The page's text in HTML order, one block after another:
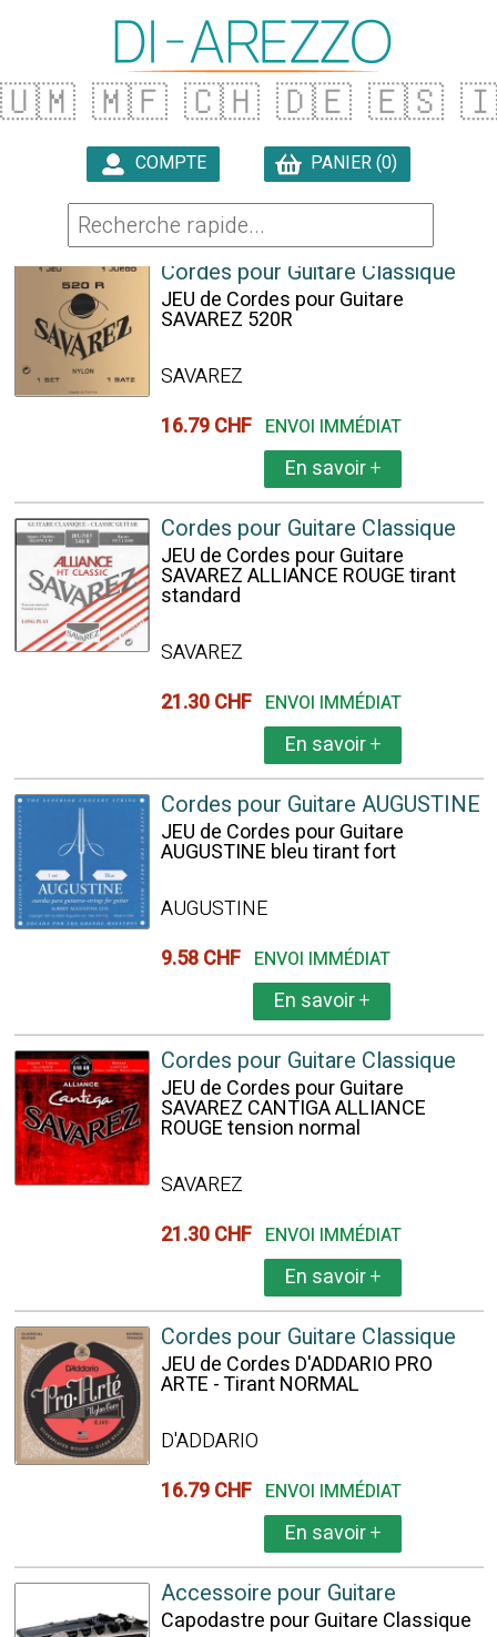
🇺🇲 🇲🇫 🇨🇭 🇩🇪 🇪🇸
COMPTE PANIER (0)
223 ARTICLES TROUVÉS
Cordes pour Guitare Classique
JEU de Cordes pour Guitare
SAVAREZ 520R
SAVAREZ
16.79 CHF ENVOI IMMÉDIAT
En savoir+
Cordes pour Guitare Classique
JEU de Cordes pour Guitare
SAVAREZ ALLIANCE ROUGE tirant
standard
SAVAREZ
21.30 CHF ENVOI IMMÉDIAT
En savoir+
Cordes pour Guitare AUGUSTINE
JEU de Cordes pour Guitare
AUGUSTINE bleu tirant fort
AUGUSTINE
9.58 CHF ENVOI IMMÉDIAT
En savoir+
Cordes pour Guitare Classique
JEU de Cordes pour Guitare
SAVAREZ CANTIGA ALLIANCE
ROUGE tension normal
SAVAREZ
21.30 CHF ENVOI IMMÉDIAT
En savoir+
Cordes pour Guitare Classique
JEU de Cordes D'ADDARIO PRO
ARTE - Tirant NORMAL
D'ADDARIO
16.79 CHF ENVOI IMMÉDIAT
En savoir+
Accessoire pour Guitare
Capodastre pour Guitare Classique